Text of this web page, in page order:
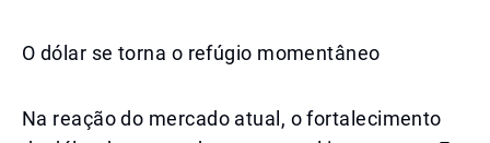
O dólar se torna o refúgio momentâneo
Na reação do mercado atual, o fortalecimento